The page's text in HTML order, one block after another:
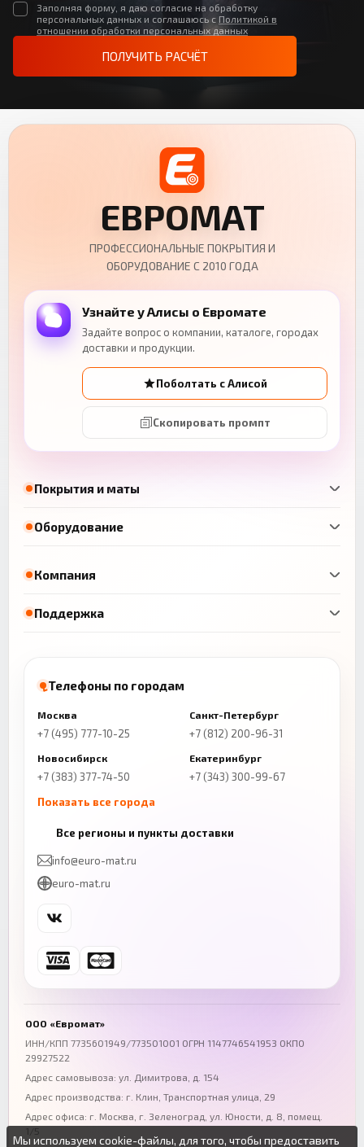
Заполняя форму, я даю согласие на обработку
персональных данных и соглашаюсь с Политикой в
отношении обработки персональных данных
ПОЛУЧИТЬ РАСЧЁТ
Покрытия и маты
Оборудование
ЕВРОМАТ
ПРОФЕССИОНАЛЬНЫЕ ПОКРЫТИЯ И
ОБОРУДОВАНИЕ С 2010 ГОДА
Узнайте у Алисы о Евромате
Задайте вопрос о компании, каталоге, городах
доставки и продукции.
Поболтать с Алисой
Скопировать промпт
Компания
Поддержка
Телефоны по городам
Москва
+7 (495) 777-10-25
Санкт-Петербург
+7 (812) 200-96-31
Новосибирск
+7 (383) 377-74-50
Екатеринбург
+7 (343) 300-99-67
Показать все города
+7 (843) 206-01-30
Челябинск
+7 (343) 300-99-67
Ростов-на-Дону
+7 (863) 333-50-75
Волгоград
+7 (844) 261-36-12
Омск
Все регионы и пункты доставки
info@euro-mat.ru
euro-mat.ru
ООО «Евромат»
ИНН/КПП 7735601949/773501001 ОГРН 1147746541953 ОКПО
29927522
Адрес самовывоза: ул. Димитрова, д. 154
Адрес производства: г. Клин, Транспортная улица, 29
Адрес офиса: г. Москва, г. Зеленоград ул. Юности, д. 8, помещ.
1/5
Мы используем cookie-файлы, для того, чтобы предоставить